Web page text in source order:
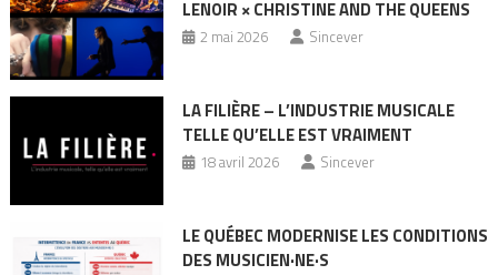
LENOIR × CHRISTINE AND THE QUEENS
2 mai 2026 Sincever
LA FILIÈRE – L’INDUSTRIE MUSICALE
TELLE QU’ELLE EST VRAIMENT
18 avril 2026 Sincever
LE QUÉBEC MODERNISE LES CONDITIONS
DES MUSICIEN·NE·S